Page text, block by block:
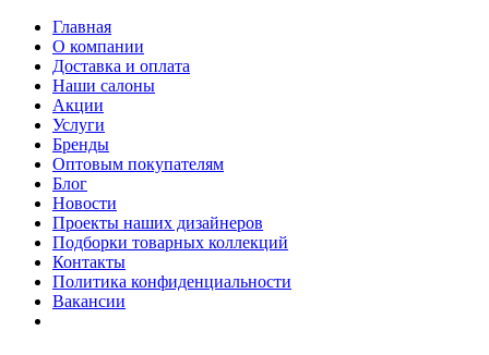
Главная
О компании
Доставка и оплата
Наши cалоны
Акции
Услуги
Бренды
Оптовым покупателям
Блог
Новости
Проекты наших дизайнеров
Подборки товарных коллекций
Контакты
Политика конфиденциальности
Вакансии